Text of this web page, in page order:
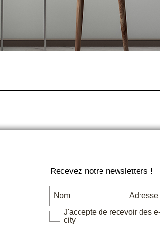
Recevez notre newsletters !
J'accepte de recevoir des
city